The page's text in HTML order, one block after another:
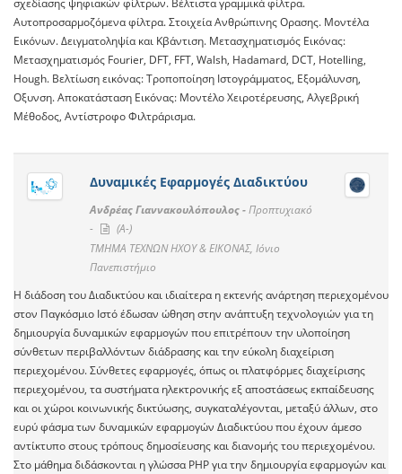
σχεδίασης ψηφιακών φίλτρων. Bέλτιστα γραμμικά φίλτρα.
Αυτοπροσαρμοζόμενα φίλτρα. Στοιχεία Ανθρώπινης Ορασης. Μοντέλα
Εικόνων. Δειγματοληψία και Κβάντιση. Μετασχηματισμός Εικόνας:
Μετασχηματισμός Fourier, DFT, FFT, Walsh, Hadamard, DCT, Hotelling,
Hough. Βελτίωση εικόνας: Τροποποίηση Ιστογράμματος, Εξομάλυνση,
Οξυνση. Αποκατάσταση Εικόνας: Μοντέλο Χειροτέρευσης, Αλγεβρική
Μέθοδος, Αντίστροφο Φιλτράρισμα.
Δυναμικές Εφαρμογές Διαδικτύου
Ανδρέας Γιαννακουλόπουλος -Προπτυχιακό
-
(A-)
ΤΜΗΜΑ ΤΕΧΝΩΝ ΗΧΟΥ & ΕΙΚΟΝΑΣ, Ιόνιο
Πανεπιστήμιο
Η διάδοση του Διαδικτύου και ιδιαίτερα η εκτενής ανάρτηση περιεχομένου
στον Παγκόσμιο Ιστό έδωσαν ώθηση στην ανάπτυξη τεχνολογιών για τη
δημιουργία δυναμικών εφαρμογών που επιτρέπουν την υλοποίηση
σύνθετων περιβαλλόντων διάδρασης και την εύκολη διαχείριση
περιεχομένου. Σύνθετες εφαρμογές, όπως οι πλατφόρμες διαχείρισης
περιεχομένου, τα συστήματα ηλεκτρονικής εξ αποστάσεως εκπαίδευσης
και οι χώροι κοινωνικής δικτύωσης, συγκαταλέγονται, μεταξύ άλλων, στο
ευρύ φάσμα των δυναμικών εφαρμογών Διαδικτύου που έχουν άμεσο
αντίκτυπο στους τρόπους δημοσίευσης και διανομής του περιεχομένου.
Στο μάθημα διδάσκονται η γλώσσα PHP για την δημιουργία εφαρμογών και